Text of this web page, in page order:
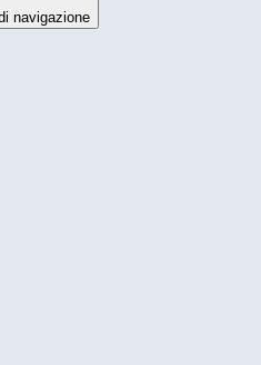
navigazione